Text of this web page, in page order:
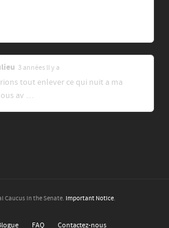
3 années ll y a
tout enlever ce qui nuit a ma
av …
Caucus in the Senate. Important Notice.
FAQ Contactez-nous